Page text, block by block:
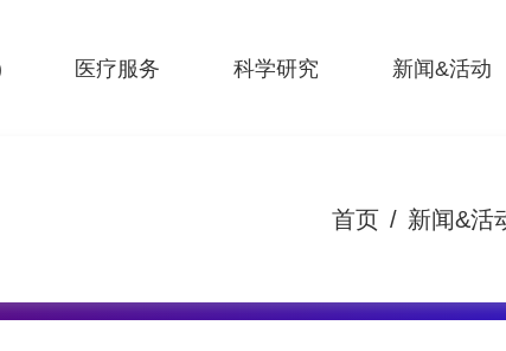
医疗服务 科学研究 新闻&活动
首页 / 新闻&活